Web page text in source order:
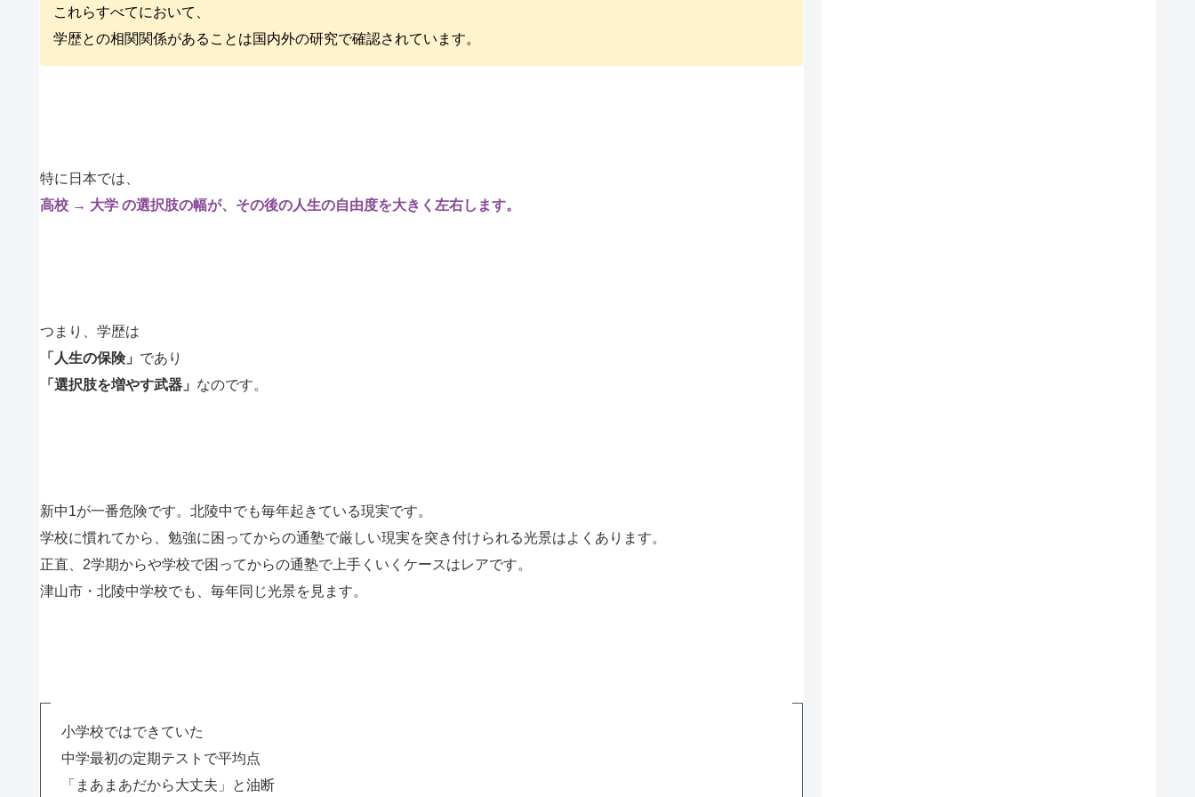
これらすべてにおいて、
学歴との相関関係があることは国内外の研究で確認されています。
特に日本では、
高校 → 大学 の選択肢の幅が、その後の人生の自由度を大きく左右します。
つまり、学歴は
「人生の保険」 であり
「選択肢を増やす武器」 なのです。
新中1が一番危険です。北陵中でも毎年起きている現実です。
学校に慣れてから、勉強に困ってからの通塾で厳しい現実を突き付けられる光景はよくあります。
正直、2学期からや学校で困ってからの通塾で上手くいくケースはレアです。
津山市・北陵中学校でも、毎年同じ光景を見ます。
小学校ではできていた
中学最初の定期テストで平均点
「まあまあだから大丈夫」と油断